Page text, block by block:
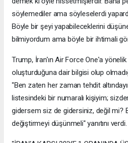
söylemediler ama söyleselerdi
Böyle bir şeyi yapabileceklerini
bilmiyordum ama böyle bir ihtimali
Trump, İran'ın Air Force One'a
oluşturduğuna dair bilgisi olup
"Ben zaten her zaman tehdit
listesindeki bir numaralı kişiyim;
gidersem siz de gidersiniz, değil mi?
değiştirmeyi düşünmeli" yanıtını verdi.